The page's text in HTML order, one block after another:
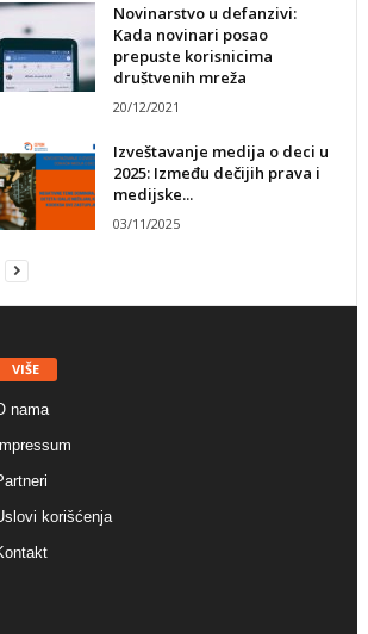
Novinarstvo u defanzivi:
Kada novinari posao
prepuste korisnicima
društvenih mreža
20/12/2021
Izveštavanje medija o deci u
2025: Između dečijih prava i
medijske...
03/11/2025
VIŠE
nama
Impressum
korišćenja